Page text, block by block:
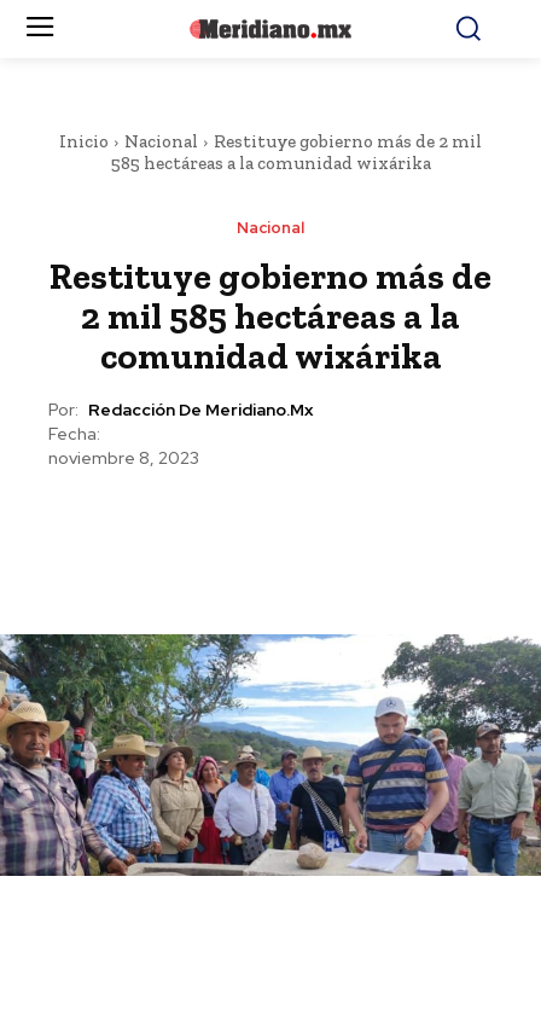
Inicio Nacional
Restituye gobierno más de 2 mil
585 hectáreas a la comunidad wixárika
Nacional
Restituye gobierno más de
2 mil 585 hectáreas a la
comunidad wixárika
Por: Redacción De Meridiano.mx
Fecha:
noviembre 8, 2023